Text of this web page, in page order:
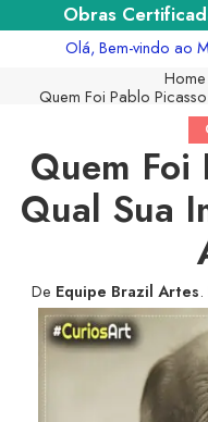
Obras
Olá, Bem-vindo ao
Home
Quem Foi Pablo
Quem Foi
Qual Sua
De Equipe Brazil Artes.